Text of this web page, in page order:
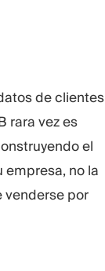
de clientes
rara vez es
el
empresa, no la
venderse por